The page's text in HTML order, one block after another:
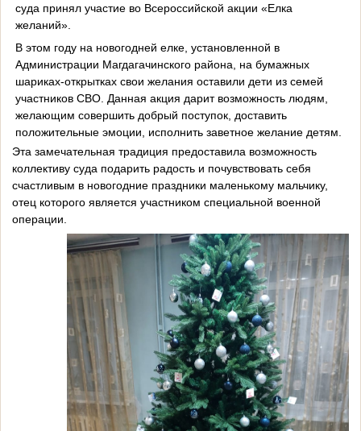
суда принял участие во Всероссийской акции «Елка
желаний».
В этом году на новогодней елке, установленной в
Администрации Магдагачинского района, на бумажных
шариках-открытках свои желания оставили дети из семей
участников СВО. Данная акция дарит возможность людям,
желающим совершить добрый поступок, доставить
положительные эмоции, исполнить заветное желание детям.
Эта замечательная традиция предоставила возможность
коллективу суда подарить радость и почувствовать себя
счастливым в новогодние праздники маленькому мальчику,
отец которого является участником специальной военной
операции.